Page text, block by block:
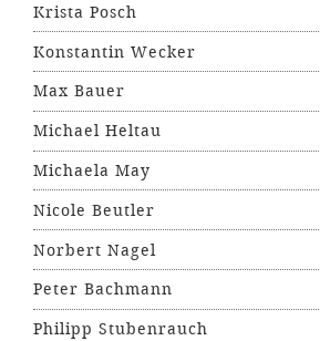
Krista Posch
Konstantin Wecker
Max Bauer
Michael Heltau
Michaela May
Nicole Beutler
Norbert Nagel
Peter Bachmann
Philipp Stubenrauch